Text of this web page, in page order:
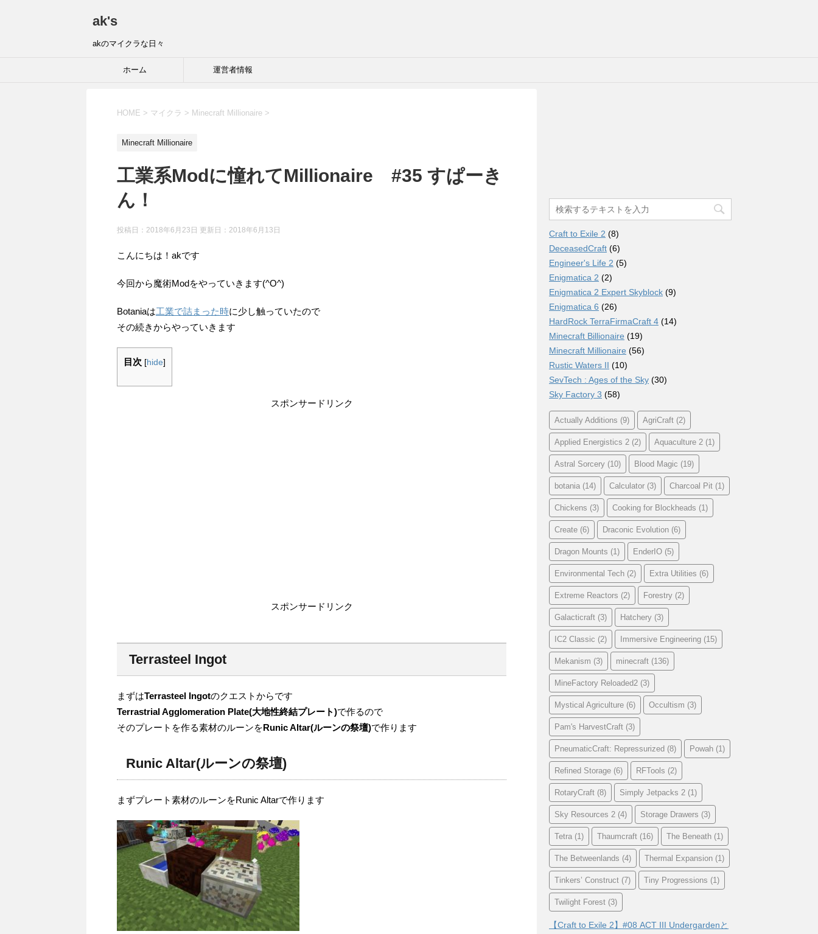
ak's
akのマイクラな日々
ホーム 運営者情報
HOME > マイクラ > Minecraft Millionaire >
Minecraft Millionaire
工業系Modに憧れてMillionaire #35 すぱーき
ん！
投稿日：2018年6月23日 更新日： 2018年6月13日
こんにちは！akです
今回から魔術Modをやっていきます(^O^)
Botaniaは工業で詰まった時に少し触っていたので
その続きからやっていきます
目次 [hide]
スポンサードリンク
スポンサードリンク
Terrasteel Ingot
まずはTerrasteel Ingotのクエストからです
Terrastrial Agglomeration Plate(大地性終結プレート)で作るので
そのプレートを作る素材のルーンをRunic Altar(ルーンの祭壇)で作ります
Runic Altar(ルーンの祭壇)
まずプレート素材のルーンをRunic Altarで作ります
Craft to Exile 2 (8)
DeceasedCraft (6)
Engineer's Life 2 (5)
Enigmatica 2 (2)
Enigmatica 2 Expert Skyblock (9)
Enigmatica 6 (26)
HardRock TerraFirmaCraft 4 (14)
Minecraft Billionaire (19)
Minecraft Millionaire (56)
Rustic Waters II (10)
SevTech : Ages of the Sky (30)
Sky Factory 3 (58)
Actually Additions (9) AgriCraft (2)
Applied Energistics 2 (2) Aquaculture 2 (1)
Astral Sorcery (10) Blood Magic (19)
botania (14) Calculator (3) Charcoal Pit (1)
Chickens (3) Cooking for Blockheads (1)
Create (6) Draconic Evolution (6)
Dragon Mounts (1) EnderIO (5)
Environmental Tech (2) Extra Utilities (6)
Extreme Reactors (2) Forestry (2)
Galacticraft (3) Hatchery (3)
IC2 Classic (2) Immersive Engineering (15)
Mekanism (3) minecraft (136)
MineFactory Reloaded2 (3)
Mystical Agriculture (6) Occultism (3)
Pam's HarvestCraft (3)
PneumaticCraft: Repressurized (8) Powah (1)
Refined Storage (6) RFTools (2)
RotaryCraft (8) Simply Jetpacks 2 (1)
Sky Resources 2 (4) Storage Drawers (3)
Tetra (1) Thaumcraft (16) The Beneath (1)
The Betweenlands (4) Thermal Expansion (1)
Tinkers’ Construct (7) Tiny Progressions (1)
Twilight Forest (3)
【Craft to Exile 2】#08 ACT III Undergardenと